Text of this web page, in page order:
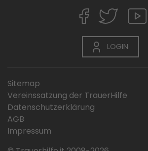
LOGIN
Sitemap
Vereinssatzung der TrauerHilfe
Datenschutzerklärung
AGB
Impressum